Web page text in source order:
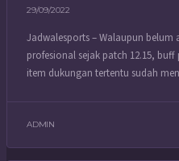
29/09/2022
Jadwalesports – Walaupun belum
profesional sejak patch 12.15,
item dukungan tertentu sudah
ADMIN